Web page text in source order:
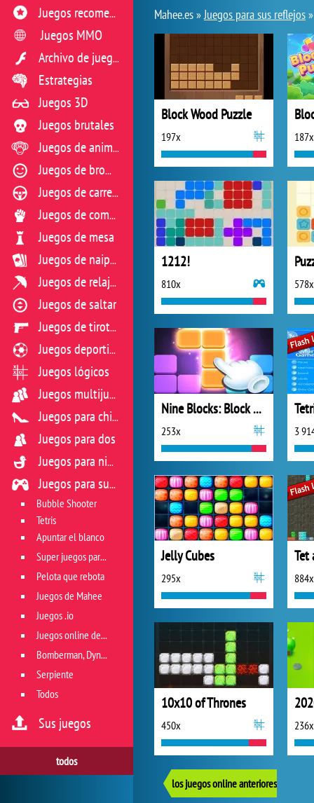
Mahee.es »Juegos para sus reflejos
Block Wood Puzzle
197x 187x
1212!
810x 578x
Nine Blocks: Block Puzzle Game
253x 3
Jelly Cubes
295x
Tet
884x
10x10 of Thrones
450x 236x
los juegos online anteriores
Juegos recomendados
Juegos MMO
Archivo de juegos flash
Estrategias
Juegos 3D
Juegos brutales
Juegos de animales
Juegos de broma
Juegos de carreras
Juegos de combate
Juegos de mesa
Juegos de naipes
Juegos de relajación
Juegos de saltar
Juegos de tiroteo
Juegos deportivos
Juegos lógicos
Juegos multijugador
Juegos para chicas
Juegos para dos
Juegos para niños
Juegos para sus reflejos
Bubble Shooter
Tetris
Apuntar el blanco
Super juegos para reflejos
Pelota que rebota
Juegos de Mahee
Juegos .io
Juegos online de géneros múltiples
Bomberman, Dyna Blaster y Pacman
Serpiente
Todos
Sus juegos
todos